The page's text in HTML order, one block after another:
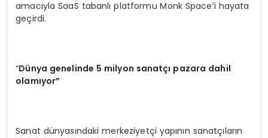
amacıyla SaaS tabanlı platformu Monk Space’i hayata
geçirdi.
“Dünya genelinde 5 milyon sanatçı pazara dahil
olamıyor”
Sanat dünyasındaki merkeziyetçi yapının sanatçıların